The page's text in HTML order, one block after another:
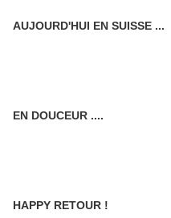
AUJOURD'HUI EN SUISSE ...
EN DOUCEUR ....
HAPPY RETOUR !